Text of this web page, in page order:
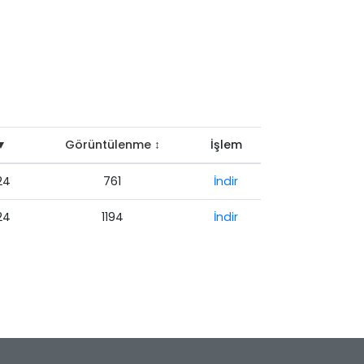
Görüntülenme ↕ İşlem
761 İndir
1194 İndir